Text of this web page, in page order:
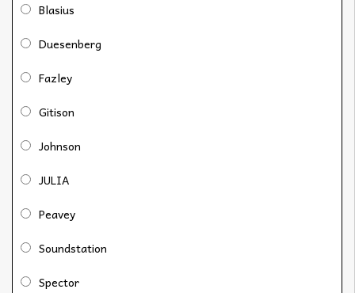
Blasius
Duesenberg
Fazley
Gitison
Johnson
JULIA
Peavey
Soundstation
Spector